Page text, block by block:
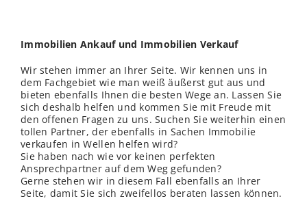
Immobilien Ankauf und Immobilien Verkauf
Wir stehen immer an Ihrer Seite. Wir kennen uns in
dem Fachgebiet wie man weiß äußerst gut aus und
bieten ebenfalls Ihnen die besten Wege an. Lassen Sie
sich deshalb helfen und kommen Sie mit Freude mit
den offenen Fragen zu uns. Suchen Sie weiterhin einen
tollen Partner, der ebenfalls in Sachen Immobilie
verkaufen in Wellen helfen wird?
Sie haben nach wie vor keinen perfekten
Ansprechpartner auf dem Weg gefunden?
Gerne stehen wir in diesem Fall ebenfalls an Ihrer
Seite, damit Sie sich zweifellos beraten lassen können.